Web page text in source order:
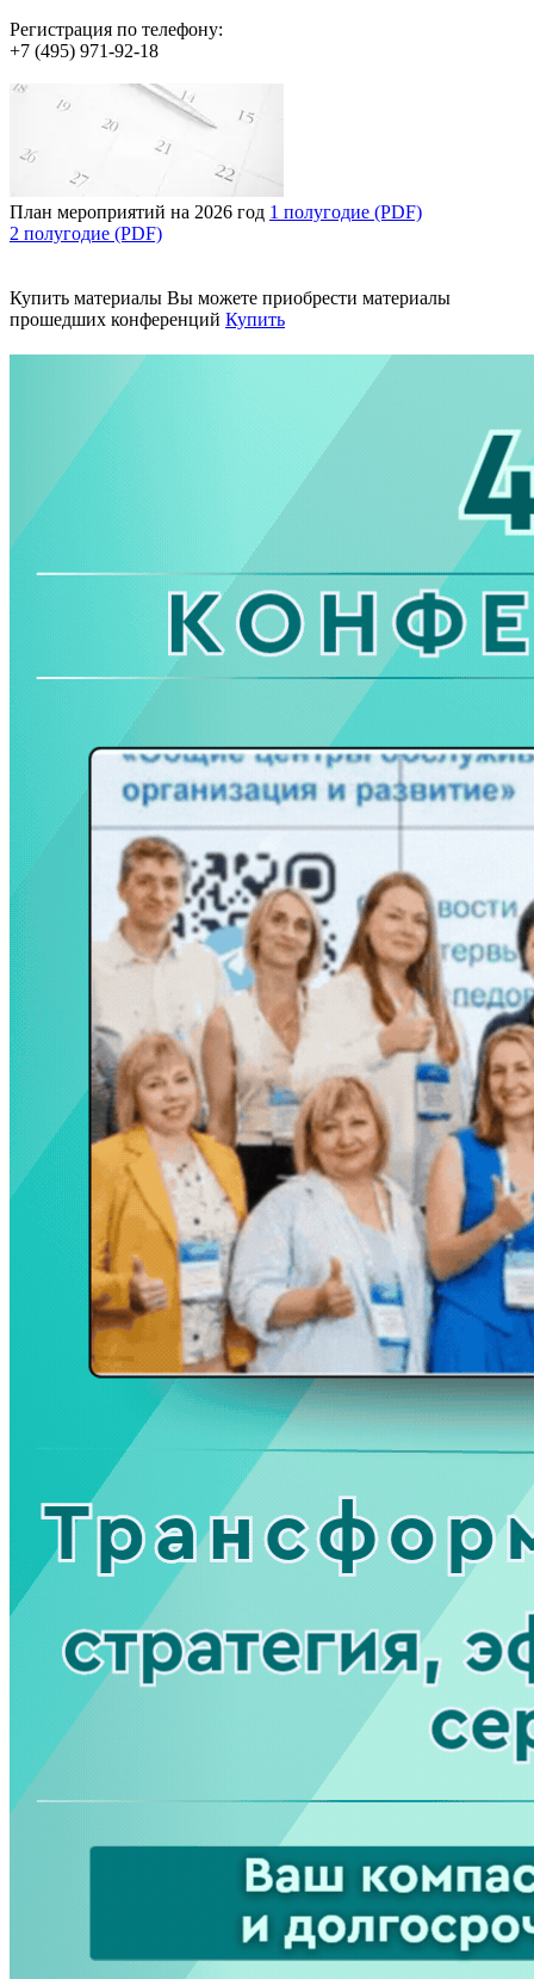
Регистрация по телефону:
+7 (495) 971-92-18
План мероприятий на 2026 год 1 полугодие (PDF)
2 полугодие (PDF)
Купить материалы Вы можете приобрести материалы
прошедших конференций Купить